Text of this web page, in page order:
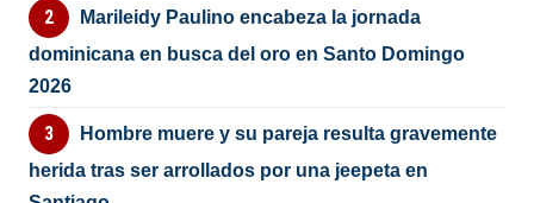
Marileidy Paulino encabeza la jornada
dominicana en busca del oro en Santo Domingo
2026
Hombre muere y su pareja resulta gravemente
herida tras ser arrollados por una jeepeta en